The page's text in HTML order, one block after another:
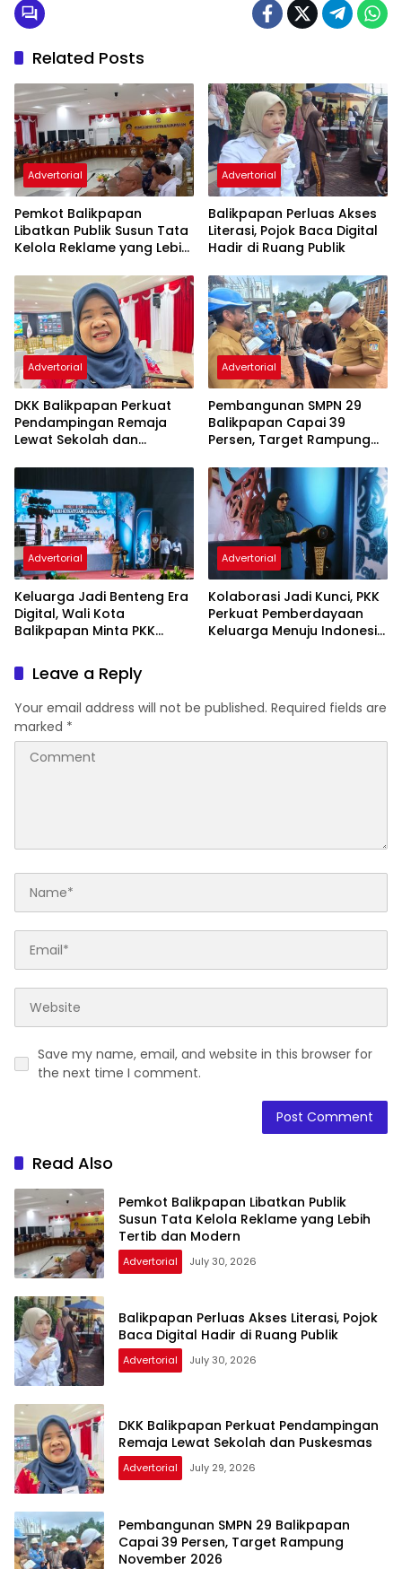
Related Posts
Advertorial
Pemkot Balikpapan
Libatkan Publik Susun Tata
Kelola Reklame yang Lebih
Advertorial
Balikpapan Perluas Akses
Literasi, Pojok Baca Digital
Hadir di Ruang Publik
Advertorial
DKK Balikpapan Perkuat
Pendampingan Remaja
Lewat Sekolah dan
Advertorial
Pembangunan SMPN 29
Balikpapan Capai 39
Persen, Target Rampung
Advertorial
Keluarga Jadi Benteng Era
Digital, Wali Kota
Balikpapan Minta PKK
Karakter Generasi Muda
Advertorial
Kolaborasi Jadi Kunci, PKK
Perkuat Pemberdayaan
Keluarga Menuju Indonesia
Leave a Reply
Your email address will not be published. Required fields are
marked *
Save my name, email, and website in this browser for
the next time I comment.
Read Also
Pemkot Balikpapan Libatkan Publik
Susun Tata Kelola Reklame yang Lebih
Tertib dan Modern
Advertorial July 30, 2026
Balikpapan Perluas Akses Literasi, Pojok
Baca Digital Hadir di Ruang Publik
Advertorial July 30, 2026
DKK Balikpapan Perkuat Pendampingan
Remaja Lewat Sekolah dan Puskesmas
Advertorial July 29, 2026
Pembangunan SMPN 29 Balikpapan
Capai 39 Persen, Target Rampung
November 2026